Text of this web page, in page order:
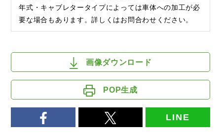
年式・キャブレタータイプによっては車体への加工が必
要な場合もあります。詳しくはお問合わせください。
画像ダウンロード
POP生成
LINE